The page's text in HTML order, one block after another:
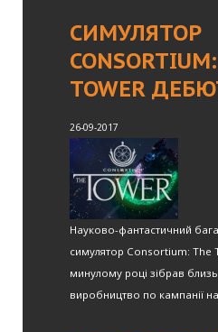
СИМУЛЯТОР
TOWER
26-09-2017
Науково-фантастичний
симулятор Consortium: The
минулому році зібрав
виробництво по кампанії